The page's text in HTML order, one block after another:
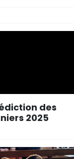
des
2025